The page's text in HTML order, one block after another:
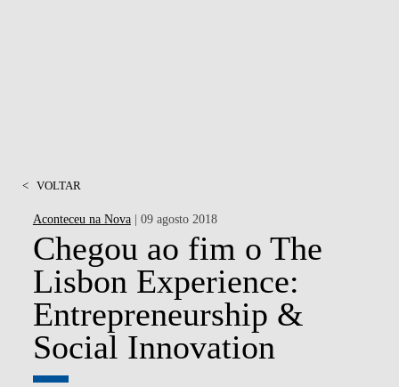
< VOLTAR
Aconteceu na Nova| 09 agosto 2018
Chegou ao fim o The
Lisbon Experience:
Entrepreneurship &
Social Innovation